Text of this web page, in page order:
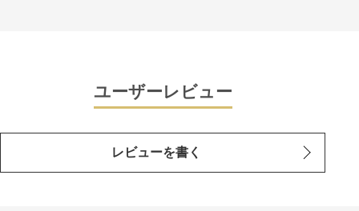
ユーザーレビュー
レビューを書く